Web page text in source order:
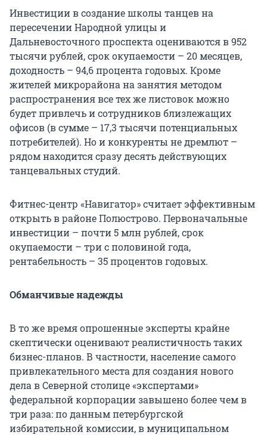
Инвестиции в создание школы танцев на
пересечении Народной улицы и
Дальневосточного проспекта оцениваются в 952
тысячи рублей, срок окупаемости – 20 месяцев,
доходность – 94,6 процента годовых. Кроме
жителей микрорайона на занятия методом
распространения все тех же листовок можно
будет привлечь и сотрудников близлежащих
офисов (в сумме – 17,3 тысячи потенциальных
потребителей). Но и конкуренты не дремлют –
рядом находится сразу десять действующих
танцевальных студий.
Фитнес-центр «Навигатор» считает эффективным
открыть в районе Полюстрово. Первоначальные
инвестиции – почти 5 млн рублей, срок
окупаемости – три с половиной года,
рентабельность – 35 процентов годовых.
Обманчивые надежды
В то же время опрошенные эксперты крайне
скептически оценивают реалистичность таких
бизнес-планов. В частности, население самого
привлекательного места для создания нового
дела в Северной столице «экспертами»
федеральной корпорации завышено более чем в
три раза: по данным петербургской
избирательной комиссии, в муниципальном